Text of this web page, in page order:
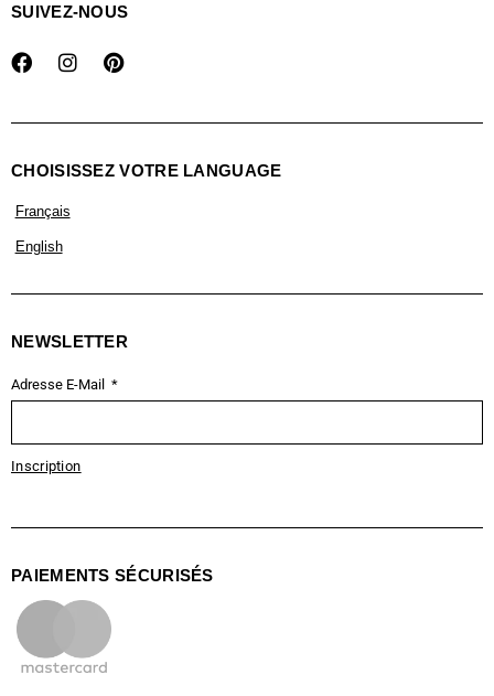
SUIVEZ-NOUS
CHOISISSEZ VOTRE LANGUAGE
Français
English
NEWSLETTER
Adresse E-Mail
Inscription
PAIEMENTS SÉCURISÉS